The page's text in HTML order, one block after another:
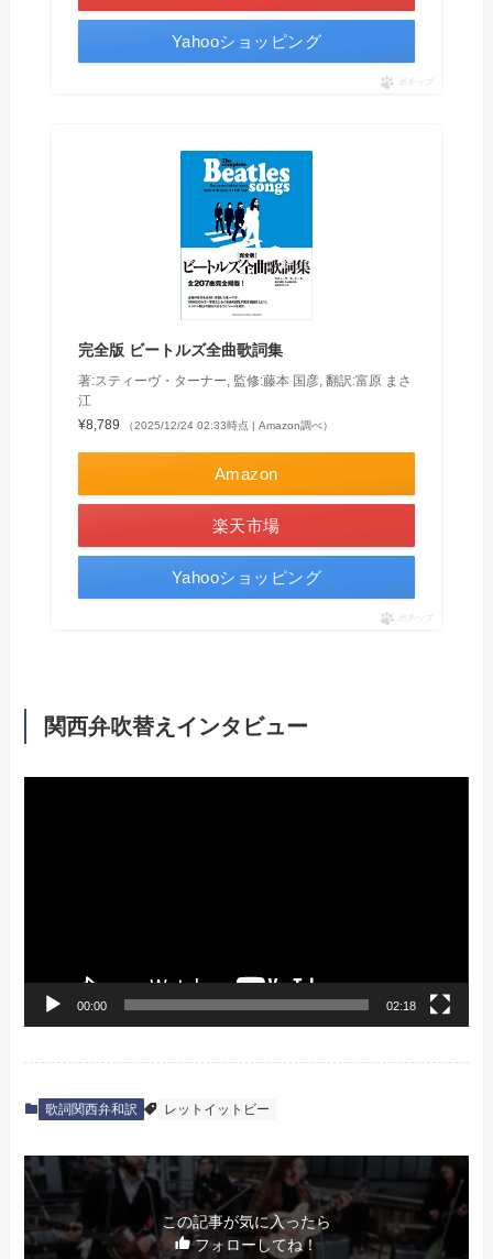
Yahooショッピング
ポチップ
完全版 ビートルズ全曲歌詞集
著:スティーヴ・ターナー, 監修:藤本 国彦, 翻訳:富原 まさ
江
¥8,789
（2025/12/24 02:33時点 | Amazon調べ）
Amazon
楽天市場
Yahooショッピング
ポチップ
関西弁吹替えインタビュー
00:00 02:18
歌詞関西弁和訳 レットイットビー
この記事が気に入ったら
フォローしてね！